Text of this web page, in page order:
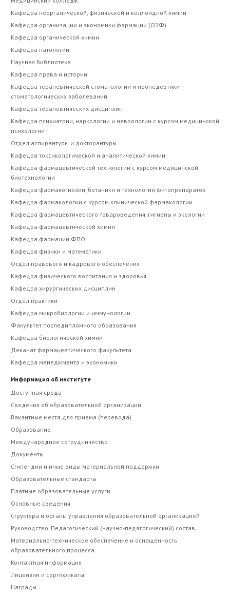
Кафедра неорганической, физической и коллоидной химии
Кафедра организации и экономики фармации (ОЭФ)
Кафедра органической химии
Кафедра патологии
Научная библиотека
Кафедра права и истории
Кафедра терапевтической стоматологии и пропедевтики
стоматологических заболеваний
Кафедра терапевтических дисциплин
Кафедра психиатрии, наркологии и неврологии с курсом медицинской
психологии
Отдел аспирантуры и докторантуры
Кафедра токсикологической и аналитической химии
Кафедра фармацевтической технологии с курсом медицинской
биотехнологии
Кафедра фармакогнозии, ботаники и технологии фитопрепаратов
Кафедра фармакологии с курсом клинической фармакологии
Кафедра фармацевтического товароведения, гигиены и экологии
Кафедра фармацевтической химии
Кафедра фармации ФПО
Кафедра физики и математики
Отдел правового и кадрового обеспечения
Кафедра физического воспитания и здоровья
Кафедра хирургических дисциплин
Отдел практики
Кафедра микробиологии и иммунологии
Факультет последипломного образования
Кафедра биологической химии
Деканат фармацевтического факультета
Кафедра менеджмента и экономики
Информация об институте
Доступная среда
Сведения об образовательной организации
Вакантные места для приема (перевода)
Образование
Международное сотрудничество
Документы
Стипендии и иные виды материальной поддержки
Образовательные стандарты
Платные образовательные услуги
Основные сведения
Структура и органы управления образовательной организацией
Руководство. Педагогический (научно-педагогический) состав
Материально-техническое обеспечение и оснащенность
образовательного процесса
Контактная информация
Лицензии и сертификаты
Награды